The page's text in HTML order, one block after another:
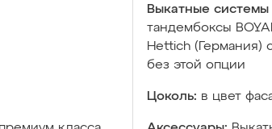
Выкатные системы
тандембоксы
Hettich (Германия)
без этой опции
Цоколь: в цвет